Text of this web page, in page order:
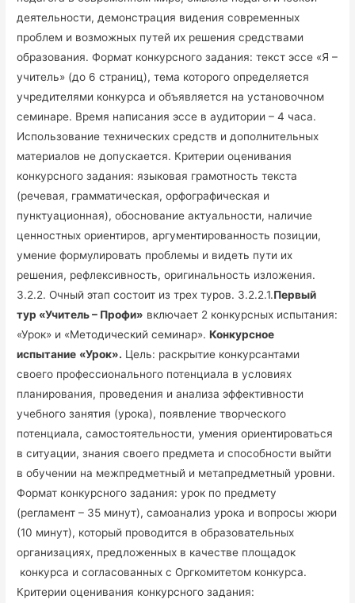
деятельности, демонстрация видения современных
проблем и возможных путей их решения средствами
образования. Формат конкурсного задания: текст эссе «Я –
учитель» (до 6 страниц), тема которого определяется
учредителями конкурса и объявляется на установочном
семинаре. Время написания эссе в аудитории – 4 часа.
Использование технических средств и дополнительных
материалов не допускается. Критерии оценивания
конкурсного задания: языковая грамотность текста
(речевая, грамматическая, орфографическая и
пунктуационная), обоснование актуальности, наличие
ценностных ориентиров, аргументированность позиции,
умение формулировать проблемы и видеть пути их
решения, рефлексивность, оригинальность изложения.
3.2.2. Очный этап состоит из трех туров. 3.2.2.1.Первый
тур «Учитель – Профи» включает 2 конкурсных испытания:
«Урок» и «Методический семинар».Конкурсное
испытание «Урок». Цель: раскрытие конкурсантами
своего профессионального потенциала в условиях
планирования, проведения и анализа эффективности
учебного занятия (урока), появление творческого
потенциала, самостоятельности, умения ориентироваться
в ситуации, знания своего предмета и способности выйти
в обучении на межпредметный и метапредметный уровни.
Формат конкурсного задания: урок по предмету
(регламент – 35 минут), самоанализ урока и вопросы жюри
(10 минут), который проводится в образовательных
организациях, предложенных в качестве площадок
конкурса и согласованных с Оргкомитетом конкурса.
Критерии оценивания конкурсного задания: